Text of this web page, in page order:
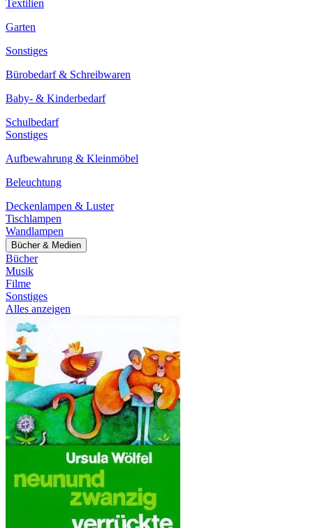
Textilien
Garten
Sonstiges
Bürobedarf & Schreibwaren
Baby- & Kinderbedarf
Schulbedarf
Sonstiges
Aufbewahrung & Kleinmöbel
Beleuchtung
Deckenlampen & Luster
Tischlampen
Wandlampen
Bücher & Medien
Bücher
Musik
Filme
Sonstiges
Alles anzeigen